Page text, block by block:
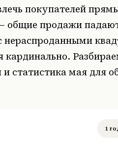
покупателей
общие продажи
нераспроданными
статистика мая для
1